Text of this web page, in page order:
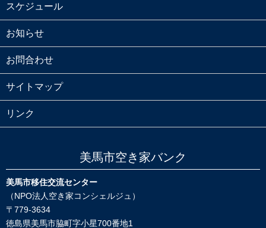
スケジュール
お知らせ
お問合わせ
サイトマップ
リンク
美馬市空き家バンク
美馬市移住交流センター
（NPO法人空き家コンシェルジュ）
〒779-3634
徳島県美馬市脇町字小星700番地1